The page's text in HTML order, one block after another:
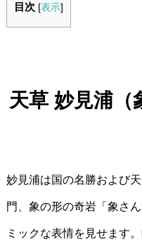
目次 [表示]
天草 妙見浦
妙見浦は国の名勝および
門、象の形の奇岩「象さ
ミックな表情を見せます